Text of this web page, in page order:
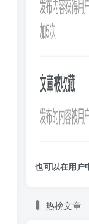
也可以在用户
热榜文章